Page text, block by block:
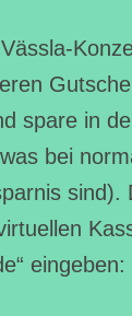
spare in
bei
sind).